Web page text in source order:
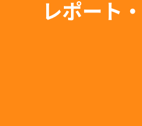
レポート